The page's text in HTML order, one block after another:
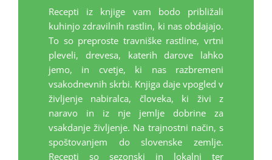
Recepti iz knjige vam bodo približali
kuhinjo zdravilnih rastlin, ki nas obdajajo.
To so preproste travniške rastline, vrtni
pleveli, drevesa, katerih darove lahko
jemo, in cvetje, ki nas razbremeni
vsakodnevnih skrbi. Knjiga daje vpogled v
življenje nabiralca, človeka, ki živi z
naravo in iz nje jemlje dobrine za
vsakdanje življenje. Na trajnostni način, s
spoštovanjem do slovenske zemlje.
Recepti so sezonski in lokalni ter